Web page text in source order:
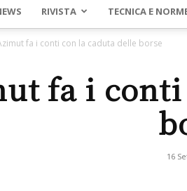
RIVISTA TECNICA E
fa i conti con la caduta delle borse
fa i
16